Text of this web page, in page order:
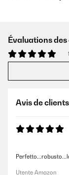
Évaluations
Avis de
Utente Amazon